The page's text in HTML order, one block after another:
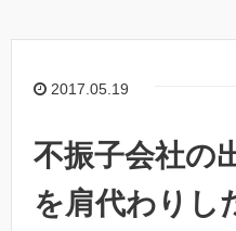
2017.05.19
不振子会社の
を肩代わりし